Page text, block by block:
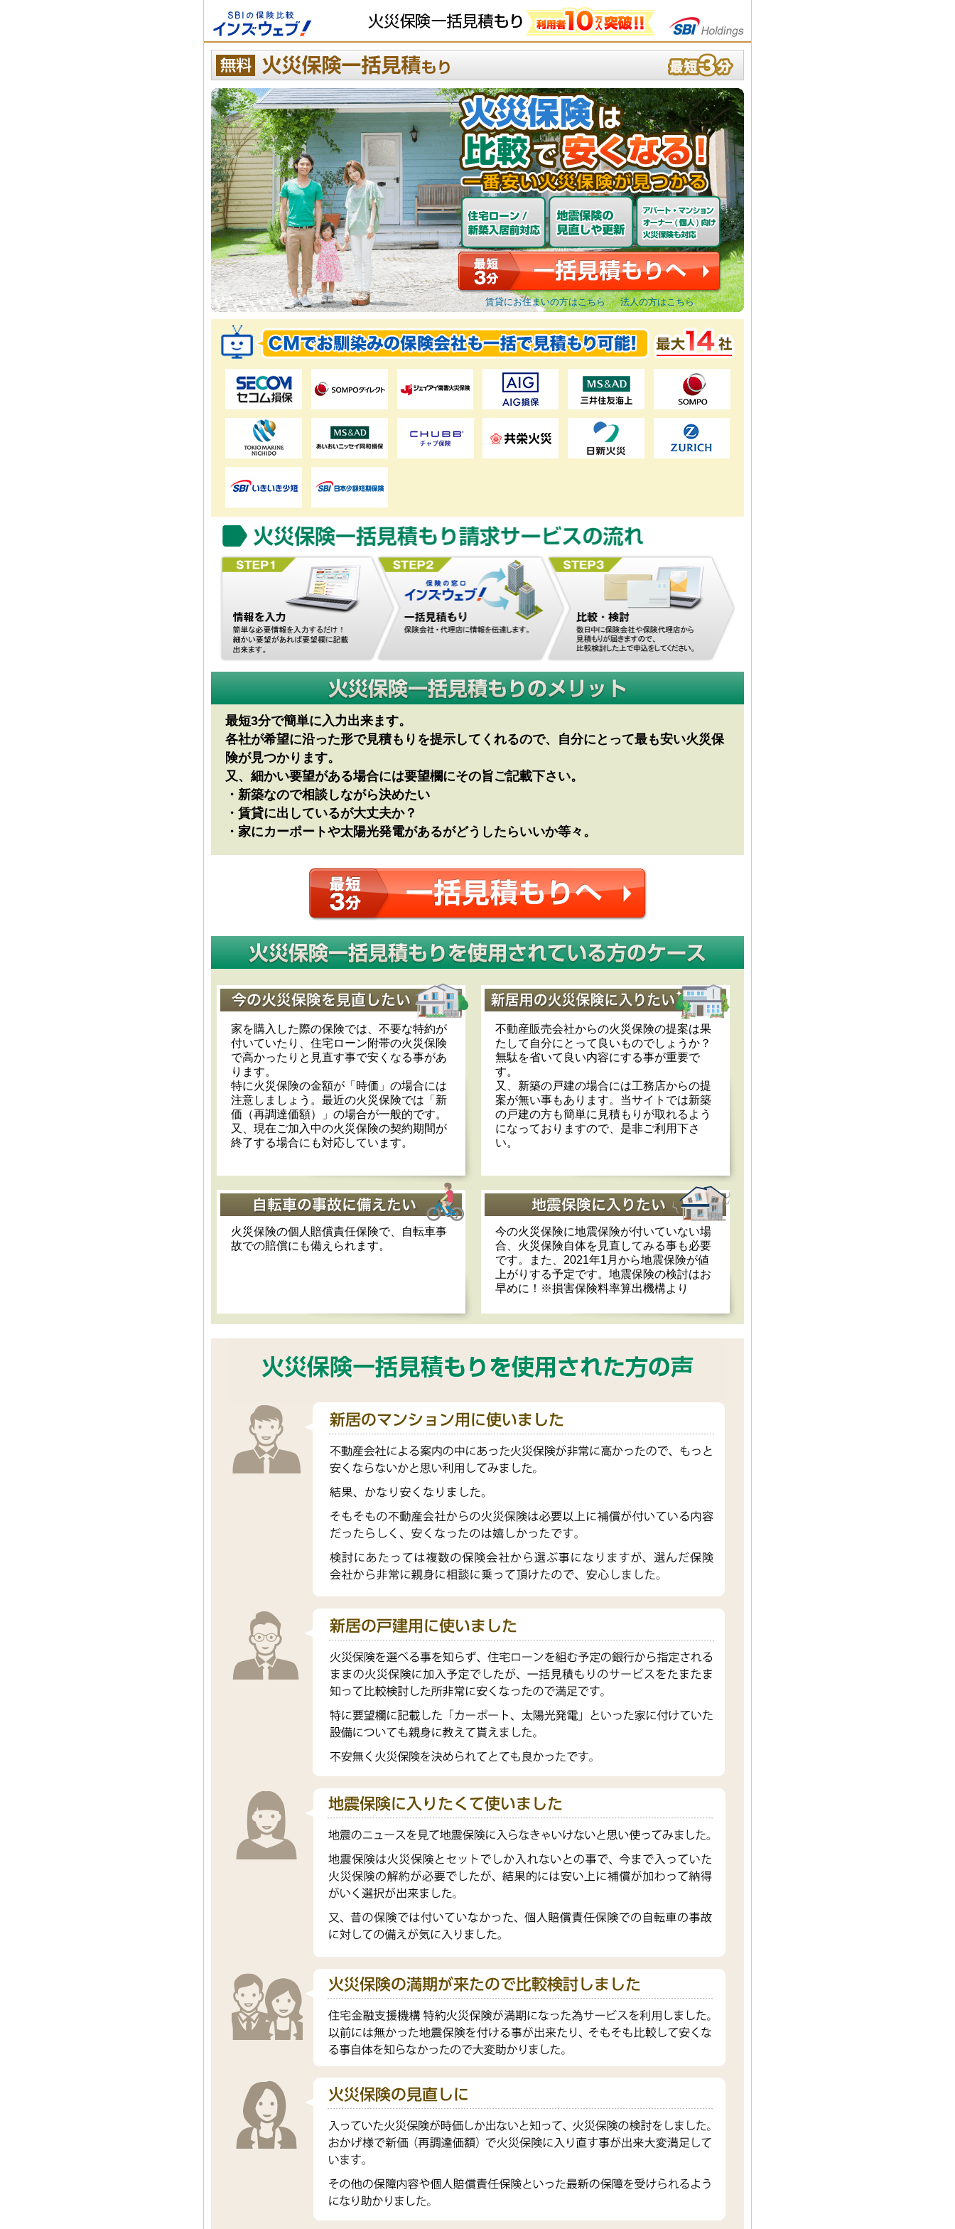
一括見積もりへ
賃貸にお住まいの方はこちら 法人の方はこちら
最短3分で簡単に入力出来ます。
各社が希望に沿った形で見積もりを提示してくれるので、自分にとって最も安い火災保
険が見つかります。
又、細かい要望がある場合には要望欄にその旨ご記載下さい。
・新築なので相談しながら決めたい
・賃貸に出しているが大丈夫か？
・家にカーポートや太陽光発電があるがどうしたらいいか等々。
家を購入した際の保険では、不要な特約が
付いていたり、住宅ローン附帯の火災保険
で高かったりと見直す事で安くなる事があ
ります。
特に火災保険の金額が「時価」の場合には
注意しましょう。最近の火災保険では「新
価（再調達価額）」の場合が一般的です。
又、現在ご加入中の火災保険の契約期間が
終了する場合にも対応しています。
不動産販売会社からの火災保険の提案は果
たして自分にとって良いものでしょうか？
無駄を省いて良い内容にする事が重要で
す。
又、新築の戸建の場合には工務店からの提
案が無い事もあります。当サイトでは新築
の戸建の方も簡単に見積もりが取れるよう
になっておりますので、是非ご利用下さ
い。
火災保険の個人賠償責任保険で、自転車事
故での賠償にも備えられます。
今の火災保険に地震保険が付いていない場
合、火災保険自体を見直してみる事も必要
です。また、2021年1月から地震保険が値
上がりする予定です。地震保険の検討はお
早めに！※損害保険料率算出機構より